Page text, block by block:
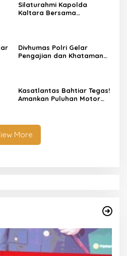
Silaturahmi Kapolda
Kaltara Bersama
Divhumas Polri Gelar
Pengajian dan Khataman
Kasatlantas Bahtiar Tegas!
Amankan Puluhan Motor
More